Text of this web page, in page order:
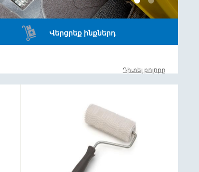
Վերցրեք ինքներդ
Դիտել բոլորը